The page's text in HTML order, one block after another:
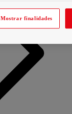
Mostrar finalidades